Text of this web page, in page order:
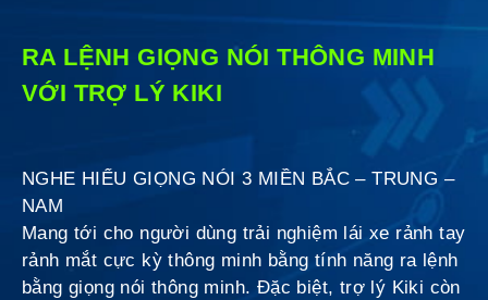
RA LỆNH GIỌNG NÓI THÔNG MINH
VỚI TRỢ LÝ KIKI
NGHE HIỂU GIỌNG NÓI 3 MIỀN BẮC – TRUNG –
NAM
Mang tới cho người dùng trải nghiệm lái xe rảnh tay
rảnh mắt cực kỳ thông minh bằng tính năng ra lệnh
bằng giọng nói thông minh. Đặc biệt, trợ lý Kiki còn